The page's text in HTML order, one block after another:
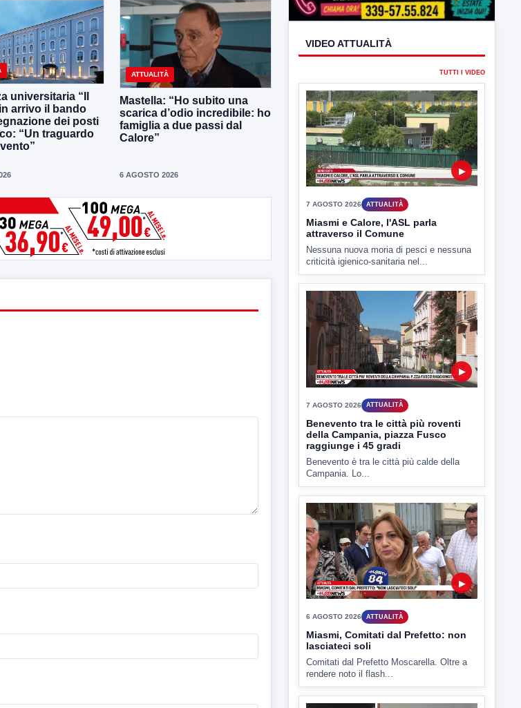
universitaria “Il
arrivo il bando
dei posti
“Un traguardo
ATTUALITÀ
Mastella: “Ho subito una
scarica d’odio incredibile: ho
famiglia a due passi dal
Calore”
6 AGOSTO 2026
TUTTI I VIDEO
▶
7 AGOSTO 2026 ATTUALITÀ
Miasmi e Calore, l'ASL parla
attraverso il Comune
Nessuna nuova moria di pesci e nessuna
criticità igienico-sanitaria nel...
▶
7 AGOSTO 2026 ATTUALITÀ
Benevento tra le città più roventi
della Campania, piazza Fusco
Benevento è tra le città più calde della
Campania. Lo...
▶
6 AGOSTO 2026 ATTUALITÀ
Miasmi, Comitati dal Prefetto: non
lasciateci soli
Comitati dal Prefetto Moscarella. Oltre a
rendere noto il flash...